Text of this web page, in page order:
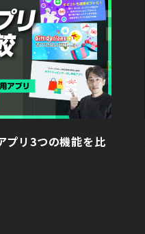
プリ3つの機能を比